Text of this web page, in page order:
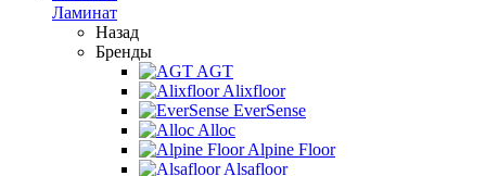
Ламинат
Назад
Бренды
AGT
Alixfloor
EverSense
Alloc
Alpine Floor
Alsafloor